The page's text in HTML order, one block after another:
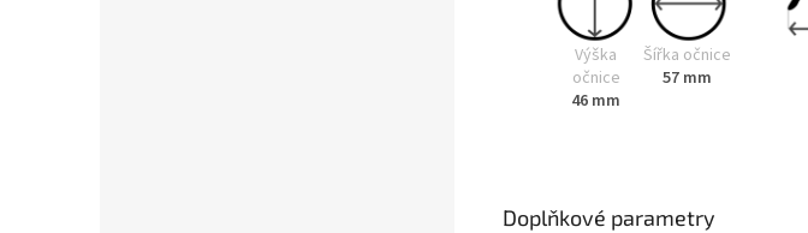
Výška
očnice
46 mm
Šířka očnice
57 mm
Doplňkové parametry